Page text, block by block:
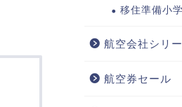
移住準備小
航空会社シリ
航空券セール